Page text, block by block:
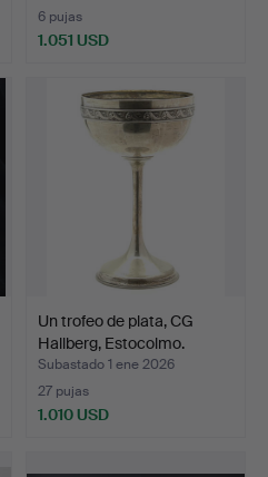
6 pujas
1.051 USD
Un trofeo de plata, CG
Hallberg, Estocolmo.
Subastado 1 ene 2026
27 pujas
1.010 USD